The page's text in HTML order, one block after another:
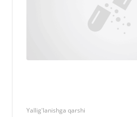
Yallig'lanishga qarshi